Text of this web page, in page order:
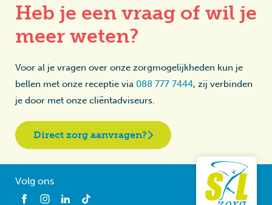
Heb je een vraag of wil je
meer weten?
Voor al je vragen over onze zorgmogelijkheden kun je
bellen met onze receptie via 088 777 7444, zij verbinden
je door met onze cliëntadviseurs.
Direct zorg aanvragen?
Volg ons